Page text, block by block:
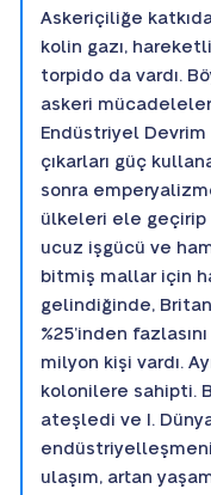
Askeriçiliğe
kolin gazı,
torpido da vardı.
askeri mücadeleler
Endüstriyel Devrim
çıkarları güç
sonra
ülkeleri ele geçirip
ucuz işgücü ve
bitmiş mallar için
gelindiğinde,
%25’inden
milyon kişi vardı.
kolonilere sahipti.
ateşledi ve I.
ulaşım, artan